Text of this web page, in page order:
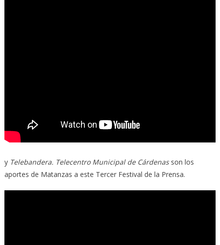
y Telebandera. Telecentro Municipal de Cárdenasson los
aportes de Matanzas a este Tercer Festival de la Prensa.